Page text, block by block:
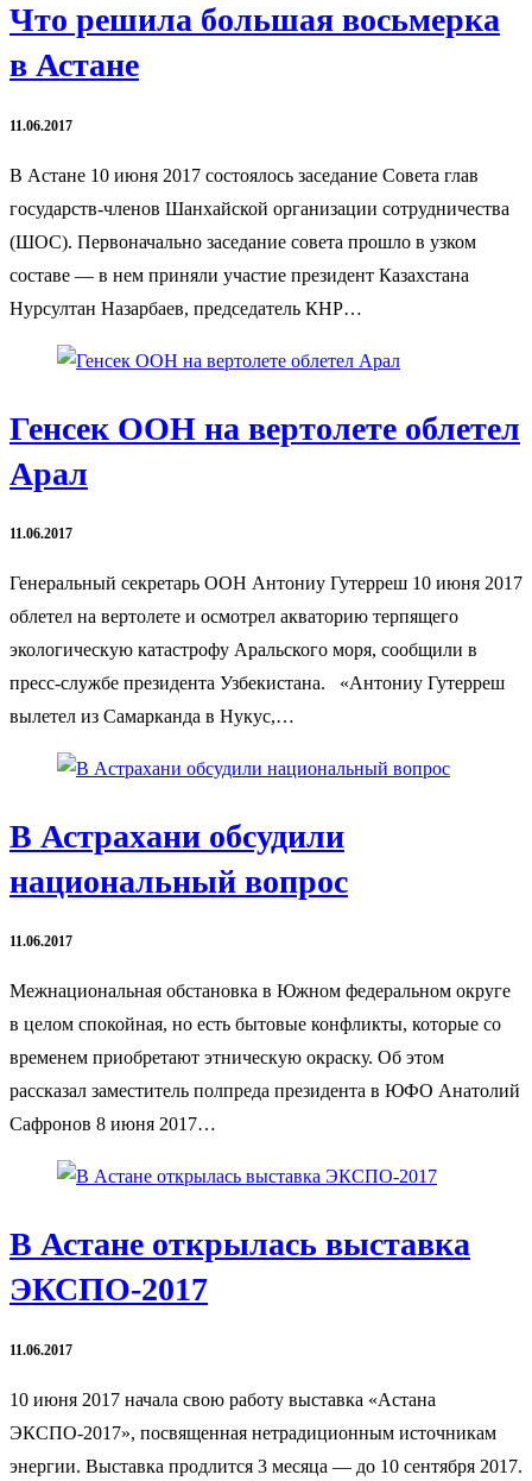
Что решила большая восьмерка
в Астане
11.06.2017
В Астане 10 июня 2017 состоялось заседание Совета глав
государств-членов Шанхайской организации сотрудничества
(ШОС). Первоначально заседание совета прошло в узком
составе — в нем приняли участие президент Казахстана
Нурсултан Назарбаев, председатель КНР…
Генсек ООН на вертолете облетел
Арал
11.06.2017
Генеральный секретарь ООН Антониу Гутерреш 10 июня 2017
облетел на вертолете и осмотрел акваторию терпящего
экологическую катастрофу Аральского моря, сообщили в
пресс-службе президента Узбекистана. «Антониу Гутерреш
вылетел из Самарканда в Нукус,…
В Астрахани обсудили
национальный вопрос
11.06.2017
Межнациональная обстановка в Южном федеральном округе
в целом спокойная, но есть бытовые конфликты, которые со
временем приобретают этническую окраску. Об этом
рассказал заместитель полпреда президента в ЮФО Анатолий
Сафронов 8 июня 2017…
В Астане открылась выставка
ЭКСПО-2017
11.06.2017
10 июня 2017 начала свою работу выставка «Астана
ЭКСПО-2017», посвященная нетрадиционным источникам
энергии. Выставка продлится 3 месяца — до 10 сентября 2017.